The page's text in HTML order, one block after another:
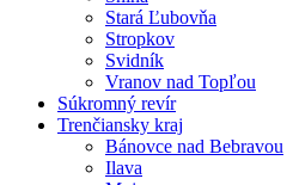
Stará Ľubovňa
Stropkov
Svidník
Vranov nad Topľou
Súkromný revír
Trenčiansky kraj
Bánovce nad Bebravou
Ilava